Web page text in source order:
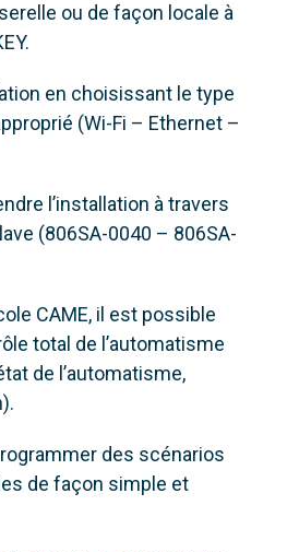
ou de façon locale à
en choisissant le type
(Wi-Fi – Ethernet –
l’installation à travers
(806SA-0040 – 806SA-
CAME, il est possible
total de l’automatisme
de l’automatisme,
des scénarios
de façon simple et